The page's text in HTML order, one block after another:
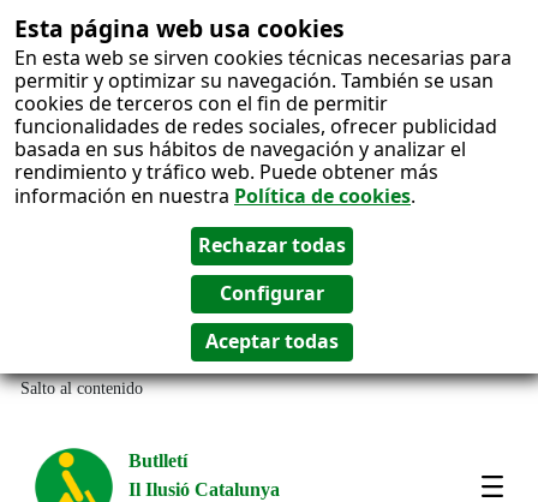
Esta página web usa cookies
En esta web se sirven cookies técnicas necesarias para
permitir y optimizar su navegación. También se usan
cookies de terceros con el fin de permitir
funcionalidades de redes sociales, ofrecer publicidad
basada en sus hábitos de navegación y analizar el
rendimiento y tráfico web. Puede obtener más
información en nuestra Política de cookies.
Salto al contenido
Butlletí
Il Ilusió Catalunya